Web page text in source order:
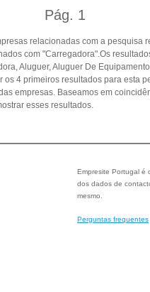
Pág. 1
relacionadas com a pesquisa
com "Carregadora".Os
Aluguer, Aluguer De
4 primeiros resultados para esta
empresas. Baseamos em
esses resultados.
Empresite Portugal é
dos dados de
mesmo.
Perguntas frequentes